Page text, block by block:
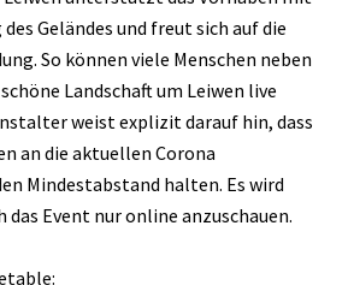
Geländes und freut sich auf die
So können viele Menschen neben
Landschaft um Leiwen live
weist explizit darauf hin, dass
an die aktuellen Corona
Mindestabstand halten. Es wird
das Event nur online anzuschauen.